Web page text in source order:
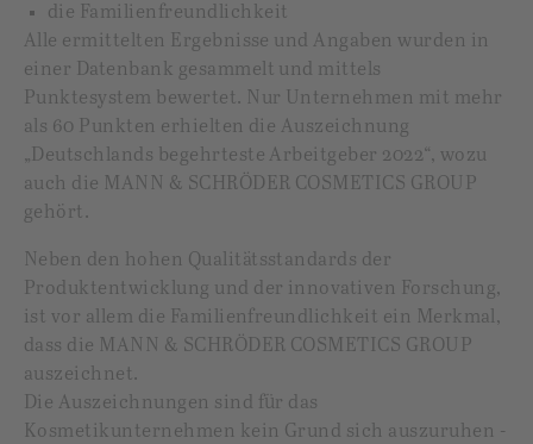
die Familienfreundlichkeit
Alle ermittelten Ergebnisse und Angaben wurden in
einer Datenbank gesammelt und mittels
Punktesystem bewertet. Nur Unternehmen mit mehr
als 60 Punkten erhielten die Auszeichnung
„Deutschlands begehrteste Arbeitgeber 2022“, wozu
auch die MANN & SCHRÖDER COSMETICS GROUP
gehört.
Neben den hohen Qualitätsstandards der
Produktentwicklung und der innovativen Forschung,
ist vor allem die Familienfreundlichkeit ein Merkmal,
dass die MANN & SCHRÖDER COSMETICS GROUP
auszeichnet.
Die Auszeichnungen sind für das
Kosmetikunternehmen kein Grund sich auszuruhen -